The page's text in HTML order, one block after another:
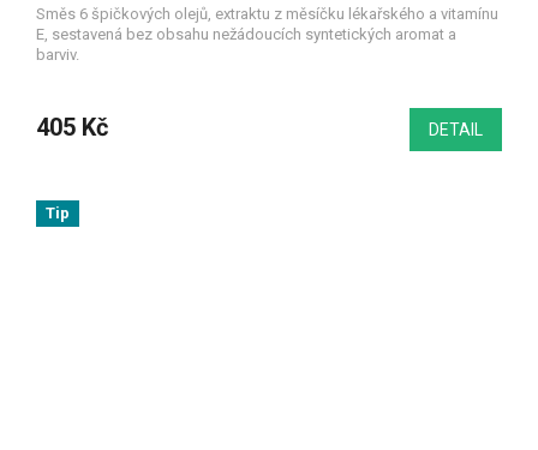
Směs 6 špičkových olejů, extraktu z měsíčku lékařského a vitamínu
E, sestavená bez obsahu nežádoucích syntetických aromat a
barviv.
405 Kč DETAIL
Tip